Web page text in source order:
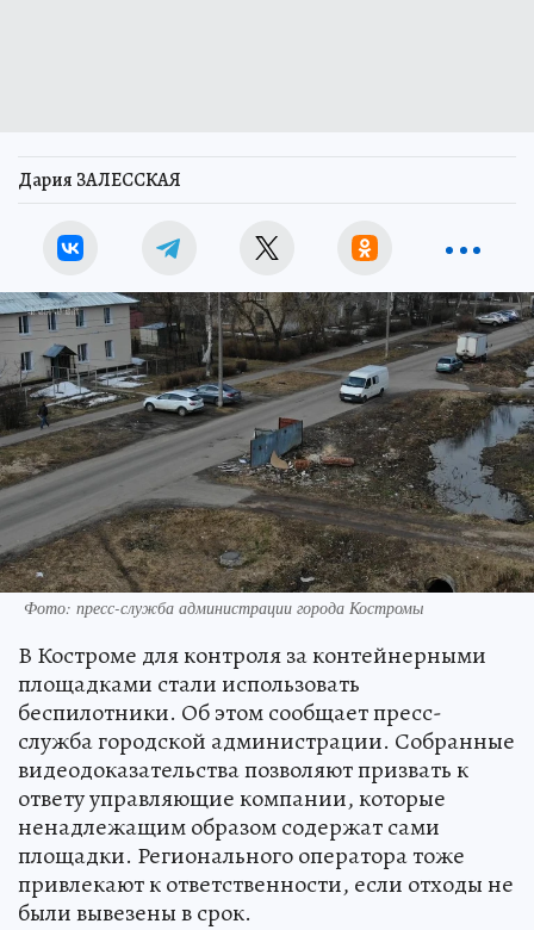
Дария ЗАЛЕССКАЯ
Фото: пресс-служба администрации города Костромы
В Костроме для контроля за контейнерными
площадками стали использовать
беспилотники. Об этом сообщает пресс-
служба городской администрации. Собранные
видеодоказательства позволяют призвать к
ответу управляющие компании, которые
ненадлежащим образом содержат сами
площадки. Регионального оператора тоже
привлекают к ответственности, если отходы не
были вывезены в срок.